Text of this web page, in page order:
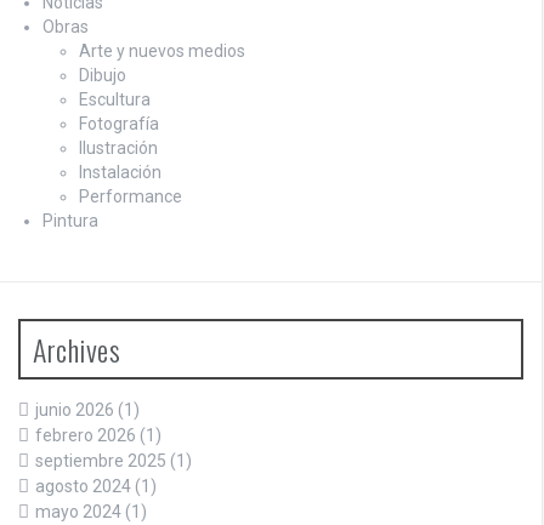
Obras
Arte y nuevos medios
Dibujo
Escultura
Fotografía
Ilustración
Instalación
Performance
Pintura
Archives
junio 2026 (1)
febrero 2026 (1)
septiembre 2025 (1)
agosto 2024 (1)
mayo 2024 (1)